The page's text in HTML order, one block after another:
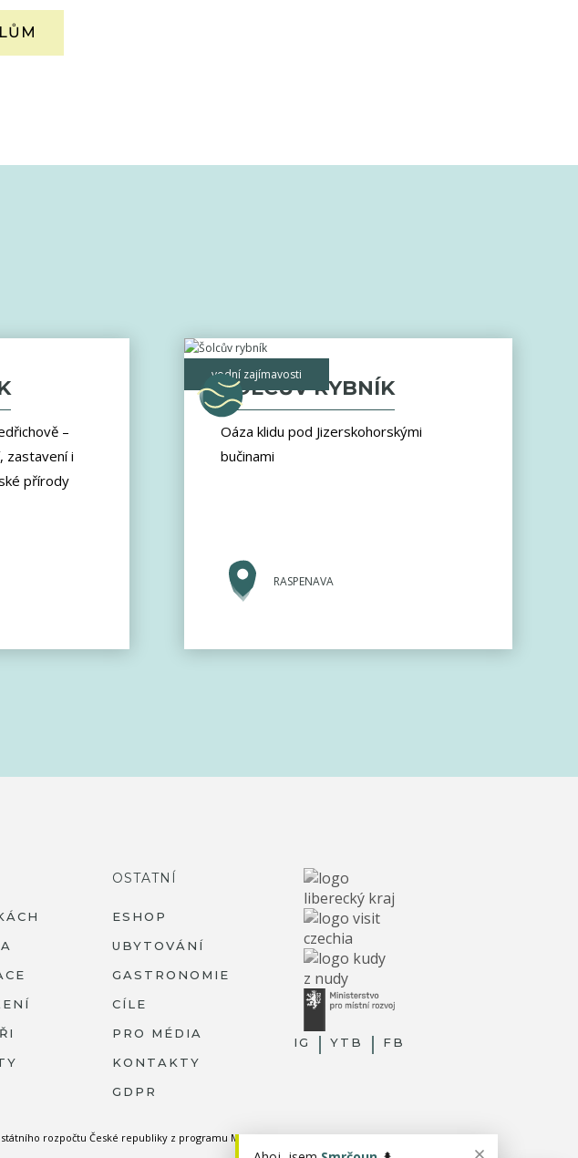
–
zastavení i
přírody
vodní zajímavosti
ŠOLCŮV RYBNÍK
Oáza klidu pod Jizerskohorskými
bučinami
RASPENAVA
OSTATNÍ
ESHOP
UBYTOVÁNÍ
GASTRONOMIE
CÍLE
PRO MÉDIA
KONTAKTY
GDPR
IG YTB FB
rozpočtu České republiky z programu MMR.